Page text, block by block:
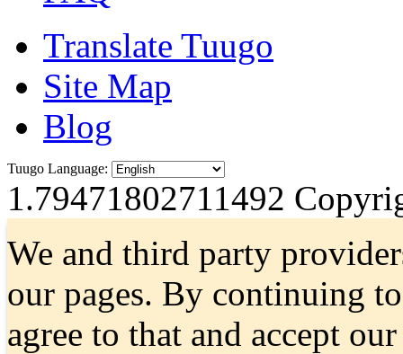
Translate Tuugo
Site Map
Blog
Tuugo Language:
1.79471802711492
We and third party
our pages. By continuing
agree to that and accept